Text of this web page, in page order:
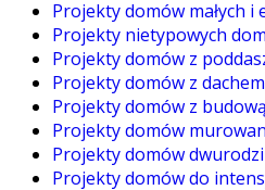
Projekty domów małych i
Projekty nietypowych
Projekty domów z
Projekty domów z
Projekty domów z budową
Projekty domów
Projekty domów
Projekty domów do